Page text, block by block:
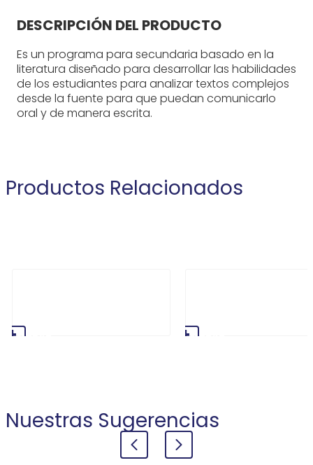
DESCRIPCIÓN DEL PRODUCTO
Es un programa para secundaria basado en la
literatura diseñado para desarrollar las habilidades
de los estudiantes para analizar textos complejos
desde la fuente para que puedan comunicarlo
oral y de manera escrita.
Productos Relacionados
Nuestras Sugerencias